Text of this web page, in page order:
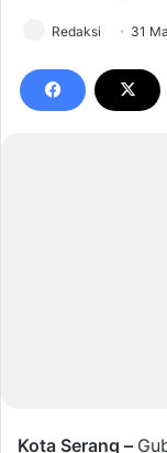
Redaksi 31
Kota Serang –